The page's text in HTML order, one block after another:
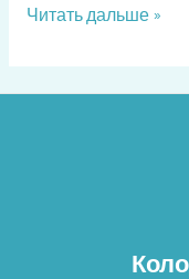
Читать дальше »